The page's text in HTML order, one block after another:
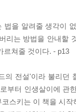
법을 알려줄 생각이
리는 방법을 안내할
르쳐줄 것이다. - p13
의 전설'이라 불리던
부터 인생살이에 관
스키는 이 책을 시